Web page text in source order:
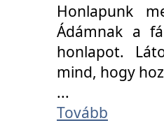
Honlapunk
Ádámnak a
honlapot.
mind, hogy
...
Tovább